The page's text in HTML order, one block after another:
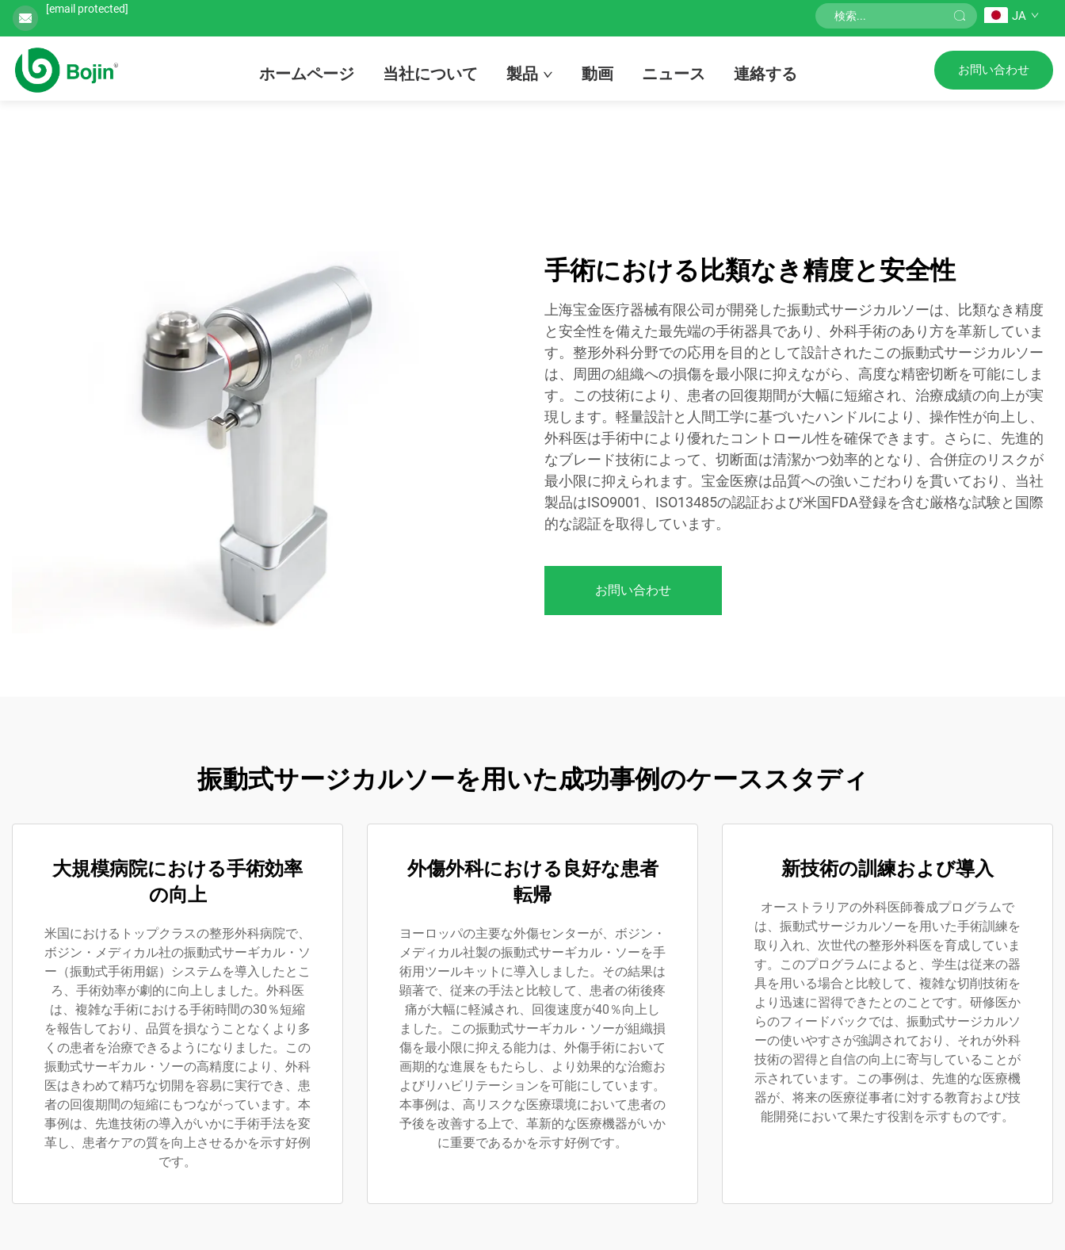
[email protected] JA
ホームページ 当社について 製品 動画 ニュース 連絡する お問い合わせ
手術における比類なき精度と安全性
上海宝金医疗器械有限公司が開発した振動式サージカルソーは、比類なき精度
と安全性を備えた最先端の手術器具であり、外科手術のあり方を革新していま
す。整形外科分野での応用を目的として設計されたこの振動式サージカルソー
は、周囲の組織への損傷を最小限に抑えながら、高度な精密切断を可能にしま
す。この技術により、患者の回復期間が大幅に短縮され、治療成績の向上が実
現します。軽量設計と人間工学に基づいたハンドルにより、操作性が向上し、
外科医は手術中により優れたコントロール性を確保できます。さらに、先進的
なブレード技術によって、切断面は清潔かつ効率的となり、合併症のリスクが
最小限に抑えられます。宝金医療は品質への強いこだわりを貫いており、当社
製品はISO9001、ISO13485の認証および米国FDA登録を含む厳格な試験と国際
的な認証を取得しています。
お問い合わせ
振動式サージカルソーを用いた成功事例のケーススタディ
大規模病院における手術効率
の向上
米国におけるトップクラスの整形外科病院で、
ボジン・メディカル社の振動式サーギカル・ソ
ー（振動式手術用鋸）システムを導入したとこ
ろ、手術効率が劇的に向上しました。外科医
は、複雑な手術における手術時間の30％短縮
を報告しており、品質を損なうことなくより多
くの患者を治療できるようになりました。この
振動式サーギカル・ソーの高精度により、外科
医はきわめて精巧な切開を容易に実行でき、患
者の回復期間の短縮にもつながっています。本
事例は、先進技術の導入がいかに手術手法を変
革し、患者ケアの質を向上させるかを示す好例
です。
外傷外科における良好な患者
転帰
ヨーロッパの主要な外傷センターが、ボジン・
メディカル社製の振動式サーギカル・ソーを手
術用ツールキットに導入しました。その結果は
顕著で、従来の手法と比較して、患者の術後疼
痛が大幅に軽減され、回復速度が40％向上し
ました。この振動式サーギカル・ソーが組織損
傷を最小限に抑える能力は、外傷手術において
画期的な進展をもたらし、より効果的な治癒お
よびリハビリテーションを可能にしています。
本事例は、高リスクな医療環境において患者の
予後を改善する上で、革新的な医療機器がいか
に重要であるかを示す好例です。
新技術の訓練および導入
オーストラリアの外科医師養成プログラムで
は、振動式サージカルソーを用いた手術訓練を
取り入れ、次世代の整形外科医を育成していま
す。このプログラムによると、学生は従来の器
具を用いる場合と比較して、複雑な切削技術を
より迅速に習得できたとのことです。研修医か
らのフィードバックでは、振動式サージカルソ
ーの使いやすさが強調されており、それが外科
技術の習得と自信の向上に寄与していることが
示されています。この事例は、先進的な医療機
器が、将来の医療従事者に対する教育および技
能開発において果たす役割を示すものです。